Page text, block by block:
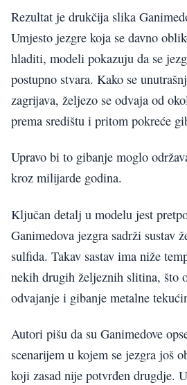
Rezultat je drukčija slika
Umjesto jezgre koja se davno
hladiti, modeli pokazuju da se
postupno stvara. Kako se
zagrijava, željezo se odvaja od
prema središtu i pritom pokreće
Upravo bi to gibanje moglo
kroz milijarde godina.
Ključan detalj u modelu jest
Ganimedova jezgra sadrži sustav
sulfida. Takav sastav ima niže
nekih drugih željeznih slitina, što
odvajanje i gibanje metalne
Autori pišu da su Ganimedove
scenarijem u kojem se jezgra još
koji zasad nije potvrđen drugdje.